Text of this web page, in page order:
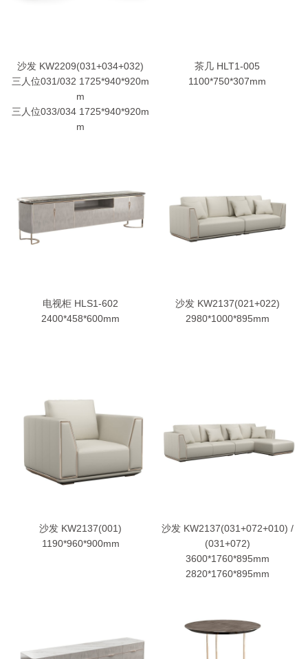
沙发 KW2209(031+034+032)
三人位031/032 1725*940*920m
m
三人位033/034 1725*940*920m
m
茶几 HLT1-005
1100*750*307mm
电视柜 HLS1-602
2400*458*600mm
沙发 KW2137(021+022)
2980*1000*895mm
沙发 KW2137(001)
1190*960*900mm
沙发 KW2137(031+072+010) /
(031+072)
3600*1760*895mm
2820*1760*895mm